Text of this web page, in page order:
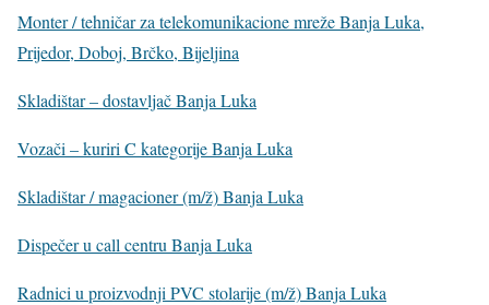
Monter / tehničar za telekomunikacione mreže Banja Luka,
Prijedor, Doboj, Brčko, Bijeljina
Skladištar – dostavljač Banja Luka
Vozači – kuriri C kategorije Banja Luka
Skladištar / magacioner (m/ž) Banja Luka
Dispečer u call centru Banja Luka
Radnici u proizvodnji PVC stolarije (m/ž) Banja Luka